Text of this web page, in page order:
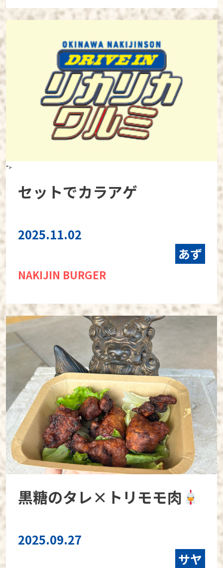
">
セットでカラアゲ
2025.11.02
あず
NAKIJIN BURGER
黒糖のタレ×トリモモ肉
2025.09.27
サヤ